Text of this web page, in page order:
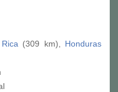
(309 km), Honduras